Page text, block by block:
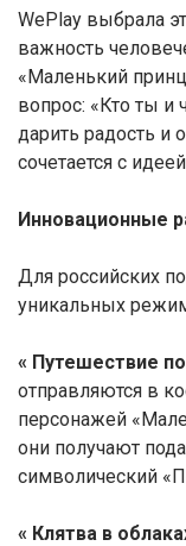
WePlay выбрала
важность
«Маленький
вопрос: «Кто ты
дарить радость и
сочетается с
Инновационные
Для российских
уникальных
« Путешествие
отправляются в
персонажей
они получают
символический
« Клятва в